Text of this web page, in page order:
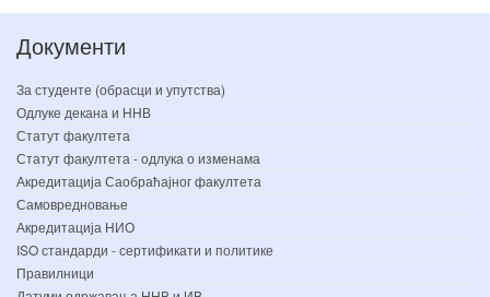
Документи
За студенте (обрасци и упутства)
Одлуке декана и ННВ
Статут факултета
Статут факултета - одлука о изменама
Акредитација Саобраћајног факултета
Самовредновање
Акредитација НИО
ISO стандарди - сертификати и политике
Правилници